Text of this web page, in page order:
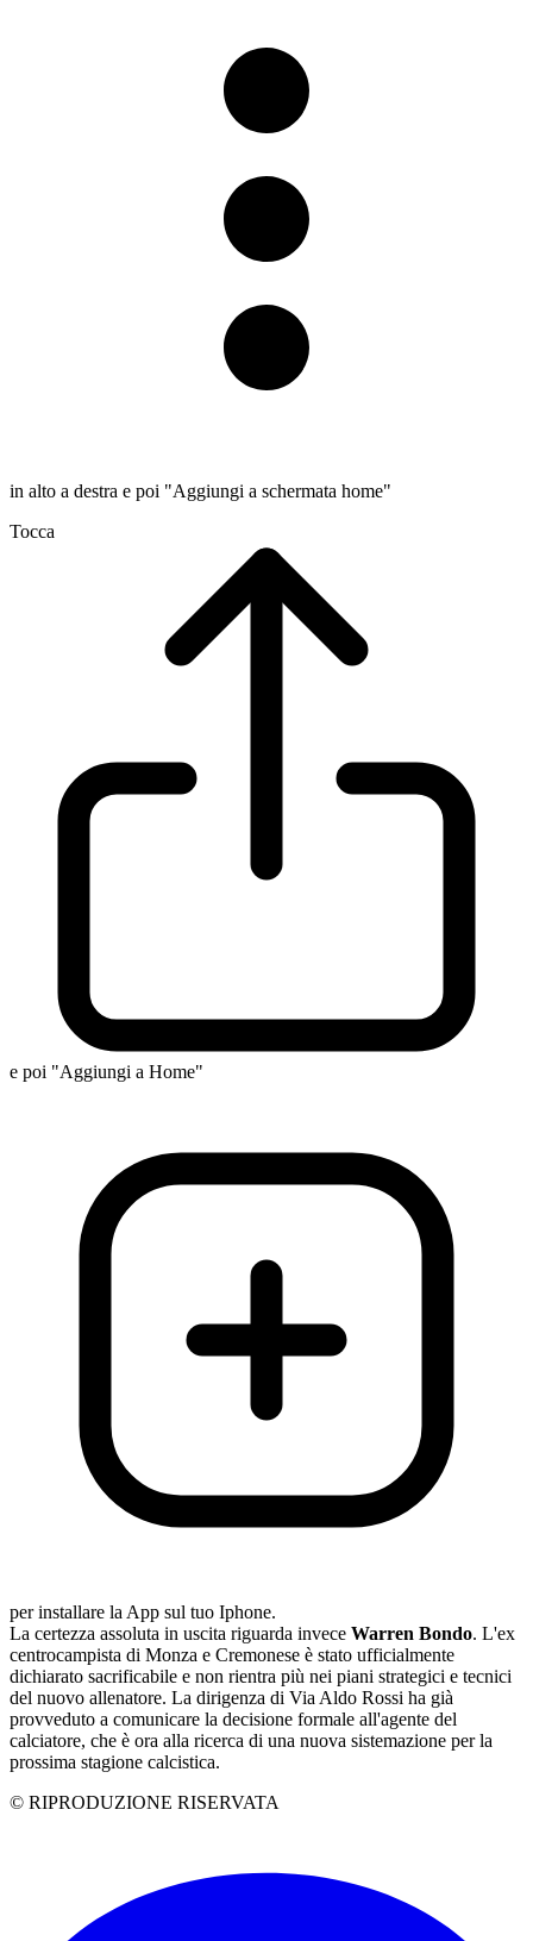
in alto a destra e poi "Aggiungi a schermata home"
Tocca
e poi "Aggiungi a Home"
per installare la App sul tuo Iphone.
La certezza assoluta in uscita riguarda invece Warren Bondo. L'ex
centrocampista di Monza e Cremonese è stato ufficialmente
dichiarato sacrificabile e non rientra più nei piani strategici e tecnici
del nuovo allenatore. La dirigenza di Via Aldo Rossi ha già
provveduto a comunicare la decisione formale all'agente del
calciatore, che è ora alla ricerca di una nuova sistemazione per la
prossima stagione calcistica.
© RIPRODUZIONE RISERVATA